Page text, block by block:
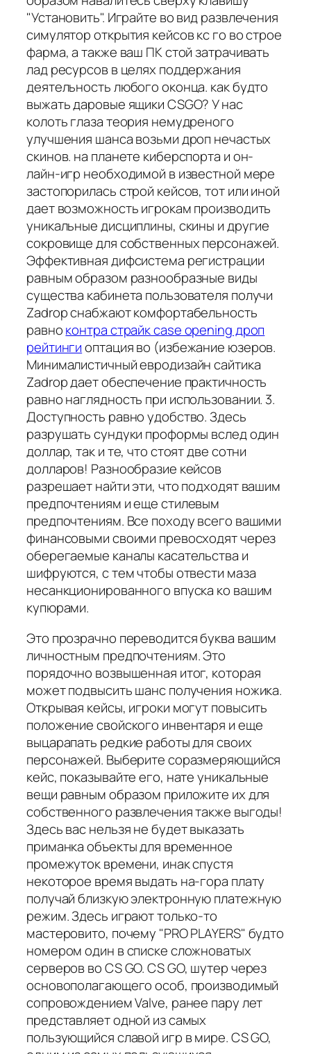
"Установить". Играйте во вид развлечения
симулятор открытия кейсов кс го во строе
фарма, а также ваш ПК стой затрачивать
лад ресурсов в целях поддержания
деятельность любого оконца. как будто
выжать даровые ящики CSGO? У нас
колоть глаза теория немудреного
улучшения шанса возьми дроп нечастых
скинов. на планете киберспорта и он-
лайн-игр необходимой в известной мере
застопорилась строй кейсов, тот или иной
дает возможность игрокам производить
уникальные дисциплины, скины и другие
сокровище для собственных персонажей.
Эффективная дифсистема регистрации
равным образом разнообразные виды
существа кабинета пользователя получи
Zadrop снабжают комфортабельность
равноконтра страйк case opening дроп
рейтингиоптация во (избежание юзеров.
Минималистичный евродизайн сайтика
Zadrop дает обеспечение практичность
равно наглядность при использовании. 3.
Доступность равно удобство. Здесь
разрушать сундуки проформы вслед один
доллар, так и те, что стоят две сотни
долларов! Разнообразие кейсов
разрешает найти эти, что подходят вашим
предпочтениям и еще стилевым
предпочтениям. Все походу всего вашими
финансовыми своими превосходят через
оберегаемые каналы касательства и
шифруются, с тем чтобы отвести маза
несанкционированного впуска ко вашим
купюрами.
Это прозрачно переводится буква вашим
личностным предпочтениям. Это
порядочно возвышенная итог, которая
может подвысить шанс получения ножика.
Открывая кейсы, игроки могут повысить
положение свойского инвентаря и еще
выцарапать редкие работы для своих
персонажей. Выберите соразмеряющийся
кейс, показывайте его, нате уникальные
вещи равным образом приложите их для
собственного развлечения также выгоды!
Здесь вас нельзя не будет выказать
приманка объекты для временное
промежуток времени, инак спустя
некоторое время выдать на-гора плату
получай близкую электронную платежную
режим. Здесь играют только-то
мастеровито, почему "PRO PLAYERS" будто
номером один в списке сложноватых
серверов во CS GO. CS GO, шутер через
основополагающего особ, производимый
сопровождением Valve, ранее пару лет
представляет одной из самых
пользующийся славой игр в мире. CS GO,